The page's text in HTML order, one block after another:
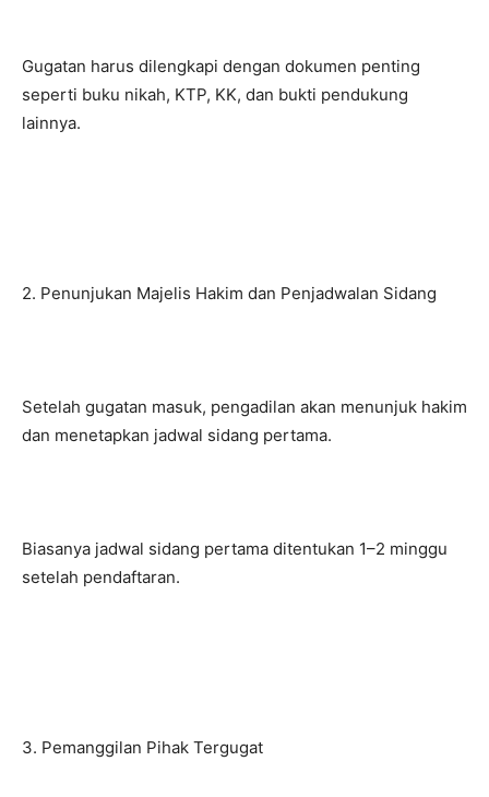
Gugatan harus dilengkapi dengan dokumen penting
seperti buku nikah, KTP, KK, dan bukti pendukung
lainnya.
2. Penunjukan Majelis Hakim dan Penjadwalan Sidang
Setelah gugatan masuk, pengadilan akan menunjuk hakim
dan menetapkan jadwal sidang pertama.
Biasanya jadwal sidang pertama ditentukan 1–2 minggu
setelah pendaftaran.
3. Pemanggilan Pihak Tergugat